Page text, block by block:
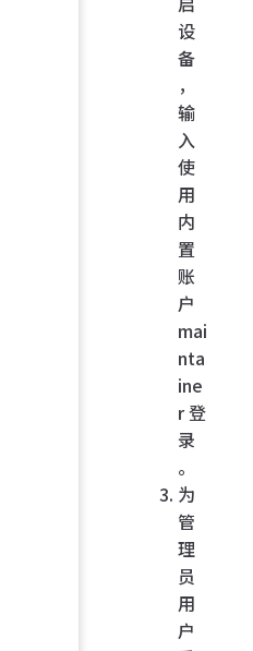
设
备
，
输
入
使
用
内
置
账
户
mai
nta
ine
r 登
录
。
为
管
理
员
用
户